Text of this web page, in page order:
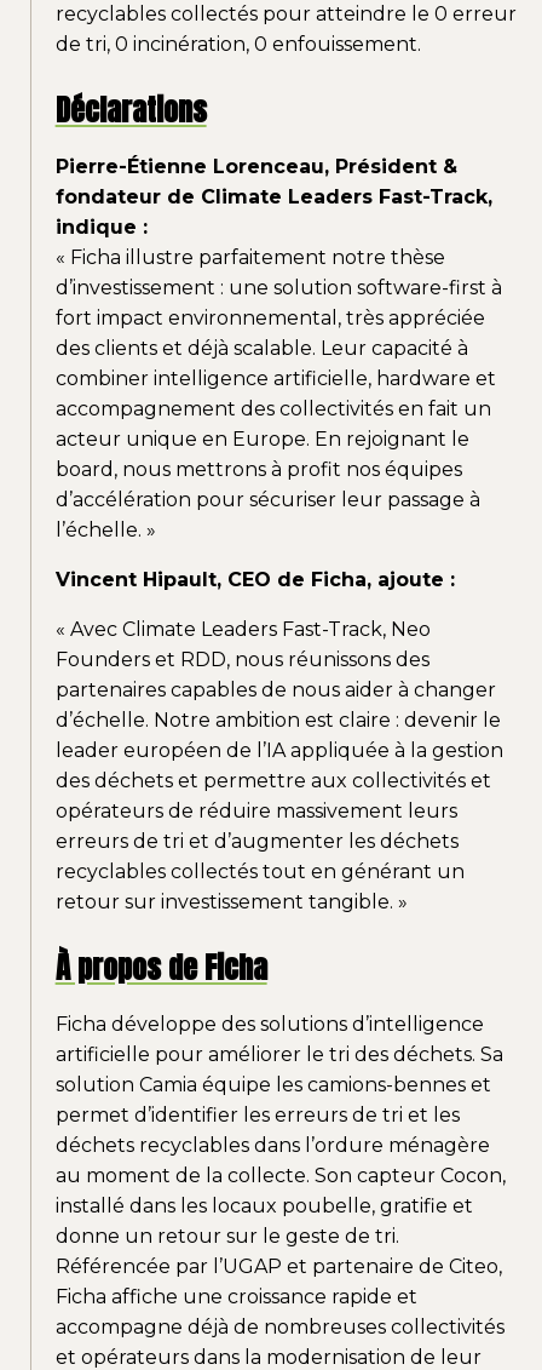
recyclables collectés pour atteindre le 0 erreur
de tri, 0 incinération, 0 enfouissement.
Déclarations
Pierre-Étienne Lorenceau, Président &
fondateur de Climate Leaders Fast-Track,
indique :
« Ficha illustre parfaitement notre thèse
d’investissement : une solution software-first à
fort impact environnemental, très appréciée
des clients et déjà scalable. Leur capacité à
combiner intelligence artificielle, hardware et
accompagnement des collectivités en fait un
acteur unique en Europe. En rejoignant le
board, nous mettrons à profit nos équipes
d’accélération pour sécuriser leur passage à
l’échelle. »
Vincent Hipault, CEO de Ficha, ajoute :
« Avec Climate Leaders Fast-Track, Neo
Founders et RDD, nous réunissons des
partenaires capables de nous aider à changer
d’échelle. Notre ambition est claire : devenir le
leader européen de l’IA appliquée à la gestion
des déchets et permettre aux collectivités et
opérateurs de réduire massivement leurs
erreurs de tri et d’augmenter les déchets
recyclables collectés tout en générant un
retour sur investissement tangible. »
À propos de Ficha
Ficha développe des solutions d’intelligence
artificielle pour améliorer le tri des déchets. Sa
solution Camia équipe les camions-bennes et
permet d’identifier les erreurs de tri et les
déchets recyclables dans l’ordure ménagère
au moment de la collecte. Son capteur Cocon,
installé dans les locaux poubelle, gratifie et
donne un retour sur le geste de tri.
Référencée par l’UGAP et partenaire de Citeo,
Ficha affiche une croissance rapide et
accompagne déjà de nombreuses collectivités
et opérateurs dans la modernisation de leur